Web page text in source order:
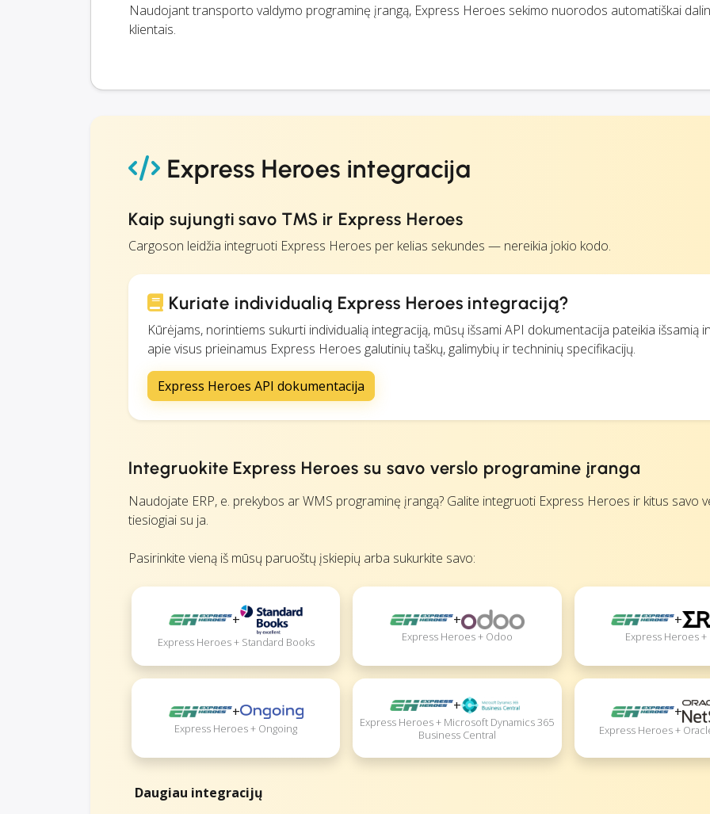
Naudojant transporto valdymo programinę įrangą, Express Heroes sekimo nuorodos automatiškai
klientais.
Express Heroes integracija
Kaip sujungti savo TMS ir Express Heroes
Cargoson leidžia integruoti Express Heroes per kelias sekundes — nereikia jokio kodo.
Kuriate individualią Express Heroes integraciją?
Kūrėjams, norintiems sukurti individualią integraciją, mūsų išsami API dokumentacija pateikia išsamią
apie visus prieinamus Express Heroes galutinių taškų, galimybių ir techninių specifikacijų.
Express Heroes API dokumentacija
Integruokite Express Heroes su savo verslo programine įranga
Naudojate ERP, e. prekybos ar WMS programinę įrangą? Galite integruoti Express Heroes ir kitus savo
tiesiogiai su ja.
Pasirinkite vieną iš mūsų paruoštų įskiepių arba sukurkite savo:
+
Express Heroes + Standard Books
+
Express Heroes + Odoo
+
Express Heroes +
+
Express Heroes + Ongoing
+
Express Heroes + Microsoft Dynamics 365
Business Central
+
Express Heroes +
Daugiau integracijų